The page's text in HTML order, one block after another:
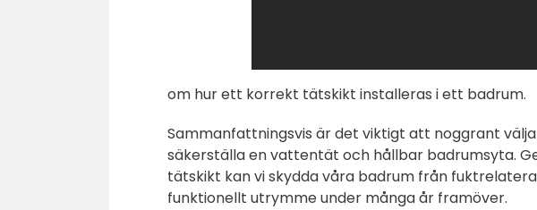
om hur ett korrekt tätskikt installeras i ett badrum.
Sammanfattningsvis är det viktigt att noggrant
säkerställa en vattentät och hållbar badrumsyta.
tätskikt kan vi skydda våra badrum från
funktionellt utrymme under många år framöver.